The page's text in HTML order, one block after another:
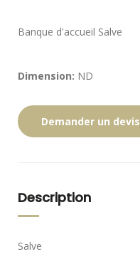
Banque d'accueil Salve
Dimension: ND
Demander un devis
Description
Salve